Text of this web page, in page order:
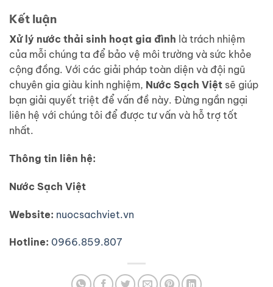
Kết luận
Xử lý nước thải sinh hoạt gia đình là trách nhiệm
của mỗi chúng ta để bảo vệ môi trường và sức khỏe
cộng đồng. Với các giải pháp toàn diện và đội ngũ
chuyên gia giàu kinh nghiệm, Nước Sạch Việt sẽ giúp
bạn giải quyết triệt để vấn đề này. Đừng ngần ngại
liên hệ với chúng tôi để được tư vấn và hỗ trợ tốt
nhất.
Thông tin liên hệ:
Nước Sạch Việt
Website: nuocsachviet.vn
Hotline: 0966.859.807